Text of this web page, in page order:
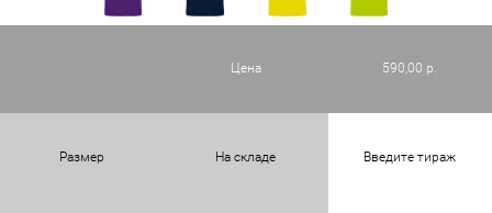
Цена 590,00 р.
Размер На складе Введите тираж